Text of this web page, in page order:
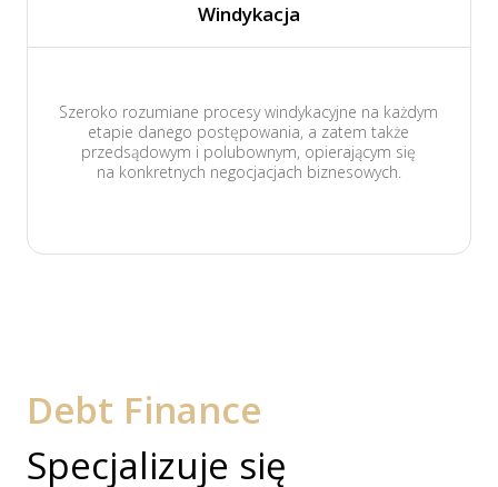
Windykacja
Szeroko rozumiane procesy windykacyjne na każdym
etapie danego postępowania, a zatem także
przedsądowym i polubownym, opierającym się
na konkretnych negocjacjach biznesowych.
Debt Finance
Specjalizuje się